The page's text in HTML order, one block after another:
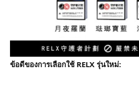
ข้อดีของการเลือกใช้ RELX รุ่นใหม่: